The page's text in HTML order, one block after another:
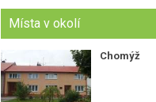
Místa v okolí
Chomýž